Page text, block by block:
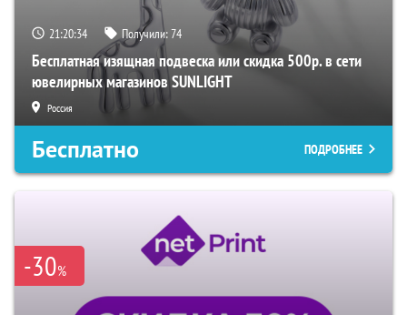
21:20:33 Получили:74
Бесплатная изящная подвеска или скидка 500р. в сети
ювелирных магазинов SUNLIGHT
Россия
Бесплатно ПОДРОБНЕЕ
-30%